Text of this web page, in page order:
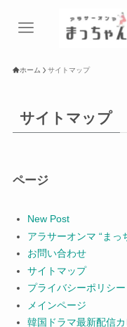
ホーム サイトマップ
サイトマップ
ページ
New Post
アラサーオンマ “まっ
お問い合わせ
サイトマップ
プライバシーポリシー
メインページ
韓国ドラマ最新配信